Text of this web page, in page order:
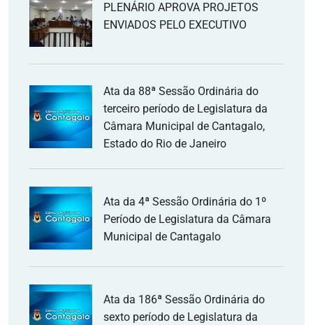
PLENÁRIO APROVA PROJETOS
ENVIADOS PELO EXECUTIVO
Ata da 88ª Sessão Ordinária do
terceiro período de Legislatura da
Câmara Municipal de Cantagalo,
Estado do Rio de Janeiro
Ata da 4ª Sessão Ordinária do 1º
Período de Legislatura da Câmara
Municipal de Cantagalo
Ata da 186ª Sessão Ordinária do
sexto período de Legislatura da